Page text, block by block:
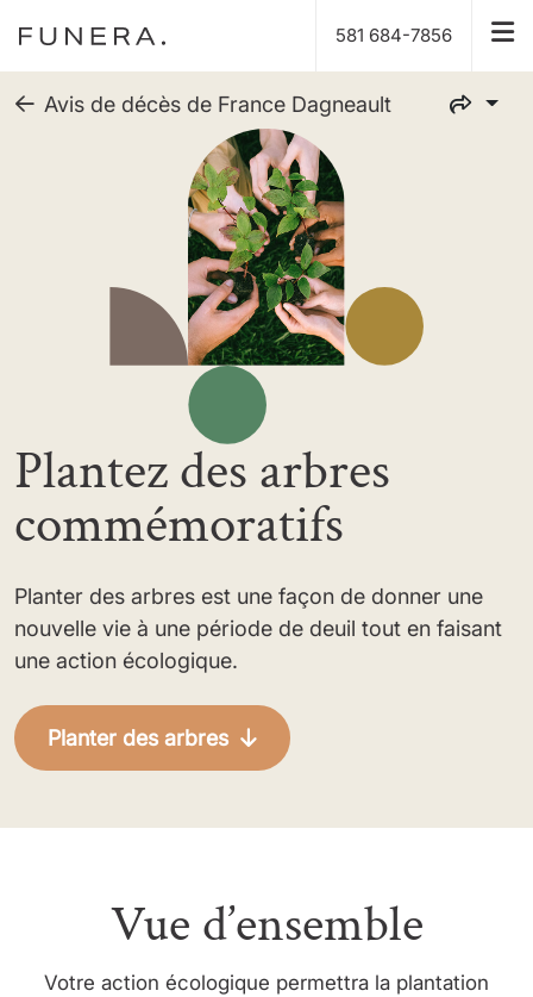
581 684-7856
Avis de décès de France Dagneault
Plantez des arbres
commémoratifs
Planter des arbres est une façon de donner une
nouvelle vie à une période de deuil tout en faisant
une action écologique.
Planter des arbres
Vue d’ensemble
Votre action écologique permettra la plantation